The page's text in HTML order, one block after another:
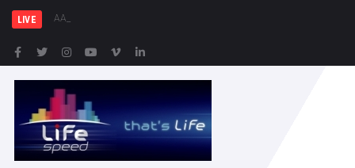
LIVE ΑΑΔΕ: 1.296 φιάλες παράνο